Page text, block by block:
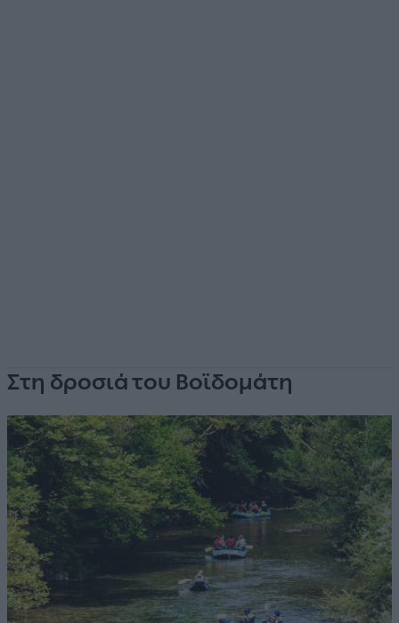
Στη δροσιά του Βοϊδομάτη